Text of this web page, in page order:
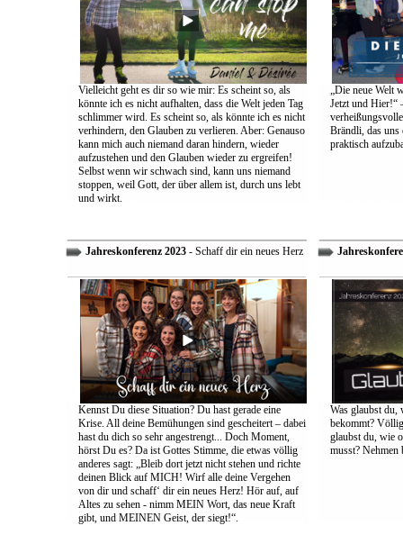
Vielleicht geht es dir so wie mir: Es scheint so, als
könnte ich es nicht aufhalten, dass die Welt jeden Tag
schlimmer wird. Es scheint so, als könnte ich es nicht
verhindern, den Glauben zu verlieren. Aber: Genauso
kann mich auch niemand daran hindern, wieder
aufzustehen und den Glauben wieder zu ergreifen!
Selbst wenn wir schwach sind, kann uns niemand
stoppen, weil Gott, der über allem ist, durch uns lebt
und wirkt.
„Die neue Welt
Jetzt und Hier!“
Brändli, das uns
praktisch
Jahreskonferenz 2023- Schaff dir ein neues Herz
Kennst Du diese Situation? Du hast gerade eine
Krise. All deine Bemühungen sind gescheitert – dabei
hast du dich so sehr angestrengt... Doch Moment,
hörst Du es? Da ist Gottes Stimme, die etwas völlig
anderes sagt: „Bleib dort jetzt nicht stehen und richte
deinen Blick auf MICH! Wirf alle deine Vergehen
von dir und schaff‘ dir ein neues Herz! Hör auf, auf
Altes zu sehen - nimm MEIN Wort, das neue Kraft
gibt, und MEINEN Geist, der siegt!“.
Was glaubst du,
bekommt?
glaubst du, wie
musst? Nehmen